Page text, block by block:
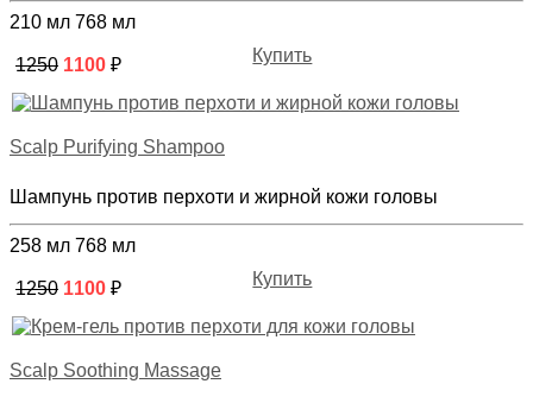
210 мл 768 мл
1250 1100 ₽ Купить
Scalp Purifying Shampoo
Шампунь против перхоти и жирной кожи головы
258 мл 768 мл
1250 1100 ₽ Купить
Scalp Soothing Massage